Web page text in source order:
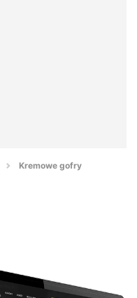
Kremowe gofry